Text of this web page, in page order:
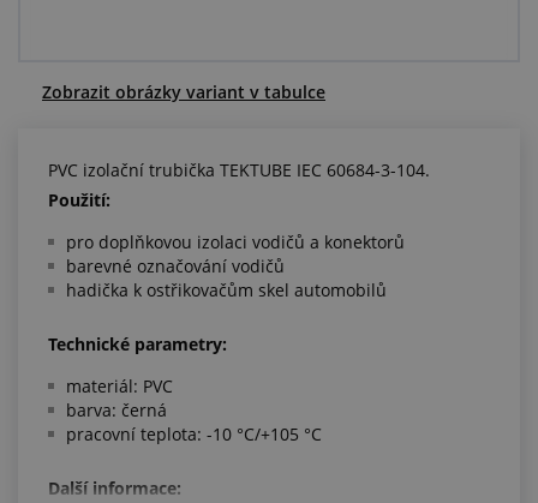
Zobrazit obrázky variant v tabulce
PVC izolační trubička TEKTUBE IEC 60684-3-104.
Použití:
pro doplňkovou izolaci vodičů a konektorů
barevné označování vodičů
hadička k ostřikovačům skel automobilů
Technické parametry:
materiál: PVC
barva: černá
pracovní teplota: -10 °C/+105 °C
Další informace: